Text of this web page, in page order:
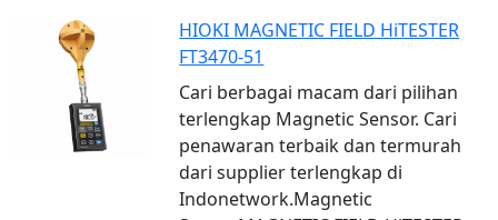
HIOKI MAGNETIC FIELD HiTESTER
FT3470-51
Cari berbagai macam dari pilihan
terlengkap Magnetic Sensor. Cari
penawaran terbaik dan termurah
dari supplier terlengkap di
Indonetwork.Magnetic